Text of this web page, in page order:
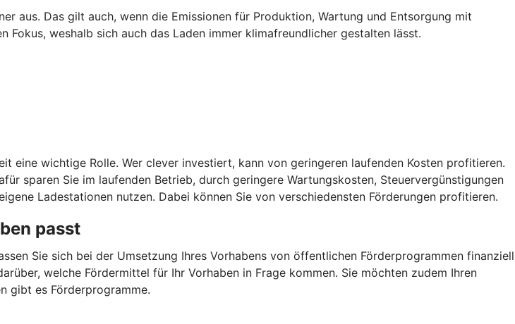
aus. Das gilt auch, wenn die Emissionen für Produktion, Wartung und Entsorgung mit
weshalb sich auch das Laden immer klimafreundlicher gestalten lässt.
wichtige Rolle. Wer clever investiert, kann von geringeren laufenden Kosten profitieren.
sparen Sie im laufenden Betrieb, durch geringere Wartungskosten, Steuervergünstigungen
Ladestationen nutzen. Dabei können Sie von verschiedensten Förderungen profitieren.
passt
Sie sich bei der Umsetzung Ihres Vorhabens von öffentlichen Förderprogrammen finanziell
welche Fördermittel für Ihr Vorhaben in Frage kommen. Sie möchten zudem Ihren
gibt es Förderprogramme.